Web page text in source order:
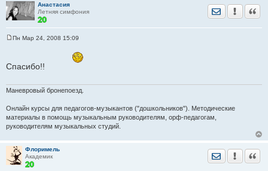
Анастасия
Летняя симфония
Отправить
б
н
и
Пн Мар 24, 2008 15:09
Спасибо!!
Маневровый бронепоезд.
Онлайн курсы для педагогов-музыкантов ("дошкольников"). Методические
материалы в помощь музыкальным руководителям, орф-педагогам,
руководителям музыкальных студий.
Флоримель
Академик
Отправить